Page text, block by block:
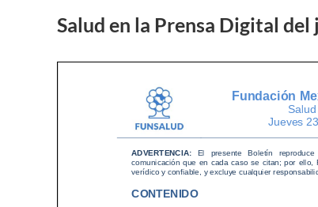
Salud en la Prensa Digital